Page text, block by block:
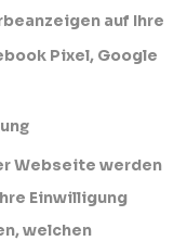
auf Ihre
Pixel, Google
Webseite werden
Einwilligung
welchen